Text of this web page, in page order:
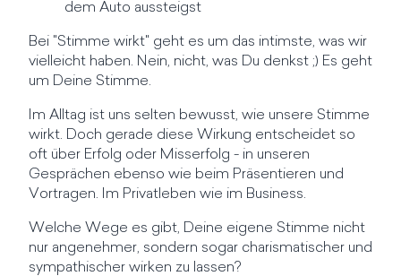
dem Auto aussteigst
Bei "Stimme wirkt" geht es um das intimste, was wir
vielleicht haben. Nein, nicht, was Du denkst ;) Es geht
um Deine Stimme.
Im Alltag ist uns selten bewusst, wie unsere Stimme
wirkt. Doch gerade diese Wirkung entscheidet so
oft über Erfolg oder Misserfolg - in unseren
Gesprächen ebenso wie beim Präsentieren und
Vortragen. Im Privatleben wie im Business.
Welche Wege es gibt, Deine eigene Stimme nicht
nur angenehmer, sondern sogar charismatischer und
sympathischer wirken zu lassen?